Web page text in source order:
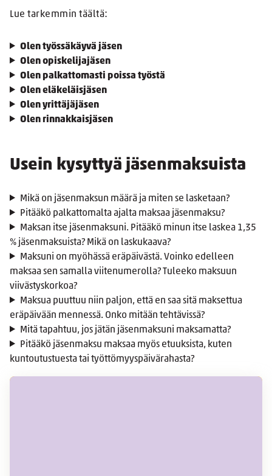
Lue tarkemmin täältä:
Olen työssäkäyvä jäsen
Olen opiskelijajäsen
Olen palkattomasti poissa työstä
Olen eläkeläisjäsen
Olen yrittäjäjäsen
Olen rinnakkaisjäsen
Usein kysyttyä jäsenmaksuista
Mikä on jäsenmaksun määrä ja miten se lasketaan?
Pitääkö palkattomalta ajalta maksaa jäsenmaksu?
Maksan itse jäsenmaksuni. Pitääkö minun itse laskea 1,35
% jäsenmaksuista? Mikä on laskukaava?
Maksuni on myöhässä eräpäivästä. Voinko edelleen
maksaa sen samalla viitenumerolla? Tuleeko maksuun
viivästyskorkoa?
Maksua puuttuu niin paljon, että en saa sitä maksettua
eräpäivään mennessä. Onko mitään tehtävissä?
Mitä tapahtuu, jos jätän jäsenmaksuni maksamatta?
Pitääkö jäsenmaksu maksaa myös etuuksista, kuten
kuntoutustuesta tai työttömyyspäivärahasta?